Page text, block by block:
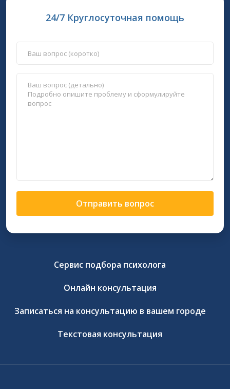
24/7 Круглосуточная помощь
Отправить вопрос
Сервис подбора психолога
Онлайн консультация
Записаться на консультацию в вашем городе
Текстовая консультация